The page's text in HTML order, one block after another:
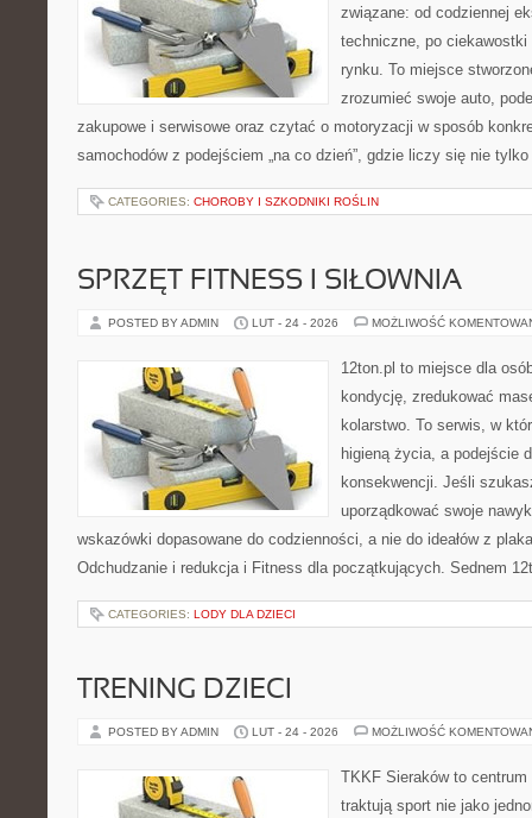
związane: od codziennej
techniczne, po
rynku. To miejsce
zrozumieć swoje auto,
zakupowe i serwisowe oraz czytać o motoryzacji w sposób
samochodów z podejściem „na co dzień”, gdzie liczy się nie
CATEGORIES: CHOROBY I SZKODNIKI ROŚLIN
SPRZĘT FITNESS I SIŁOWNIA
POSTED BY ADMIN LUT - 24 - 2026 MOŻLIWOŚĆ
12ton.pl to miejsce dla
kondycję, zredukować
kolarstwo. To serwis, w
higieną życia, a podejście
konsekwencji. Jeśli
uporządkować swoje
wskazówki dopasowane do codzienności, a nie do ideałów z
Odchudzanie i redukcja i Fitness dla początkujących. Sednem
CATEGORIES: LODY DLA DZIECI
TRENING DZIECI
POSTED BY ADMIN LUT - 24 - 2026 MOŻLIWOŚĆ
TKKF Sieraków to
traktują sport nie jako